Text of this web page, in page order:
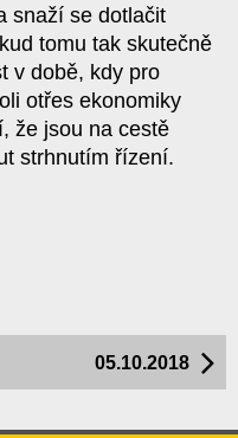
snaží se dotlačit
tomu tak skutečně
v době, kdy pro
otřes ekonomiky
že jsou na cestě
strhnutím řízení.
05.10.2018